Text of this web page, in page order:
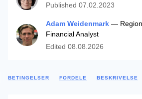
Published 07.02.2023
Adam Weidenmark —
Financial Analyst
Edited 08.08.2026
BETINGELSER FORDELE BESKRIVELSE